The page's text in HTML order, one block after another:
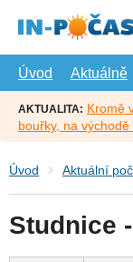
hlavní
Úvod
Aktuálně
AKTUALITA: Kromě
bouřky, na východě
Úvod Aktuální
Studnice